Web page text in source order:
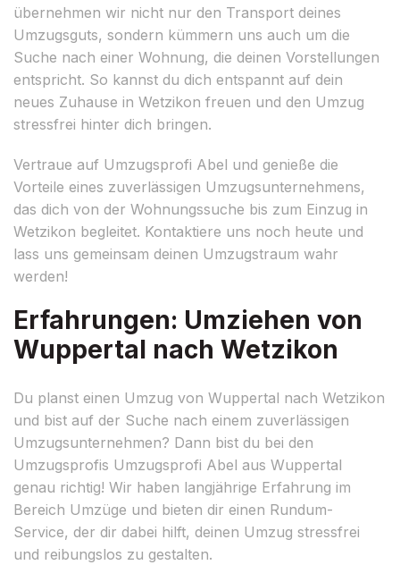
übernehmen wir nicht nur den Transport deines
Umzugsguts, sondern kümmern uns auch um die
Suche nach einer Wohnung, die deinen Vorstellungen
entspricht. So kannst du dich entspannt auf dein
neues Zuhause in Wetzikon freuen und den Umzug
stressfrei hinter dich bringen.
Vertraue auf Umzugsprofi Abel und genieße die
Vorteile eines zuverlässigen Umzugsunternehmens,
das dich von der Wohnungssuche bis zum Einzug in
Wetzikon begleitet. Kontaktiere uns noch heute und
lass uns gemeinsam deinen Umzugstraum wahr
werden!
Erfahrungen: Umziehen von
Wuppertal nach Wetzikon
Du planst einen Umzug von Wuppertal nach Wetzikon
und bist auf der Suche nach einem zuverlässigen
Umzugsunternehmen? Dann bist du bei den
Umzugsprofis Umzugsprofi Abel aus Wuppertal
genau richtig! Wir haben langjährige Erfahrung im
Bereich Umzüge und bieten dir einen Rundum-
Service, der dir dabei hilft, deinen Umzug stressfrei
und reibungslos zu gestalten.